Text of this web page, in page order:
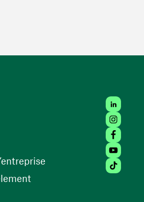
une nouvelle fenêtre)
une nouvelle fenêtre)
(ouvre une nouvelle
(ouvre une nouvelle
une nouvelle fenêtre)
Tiktok